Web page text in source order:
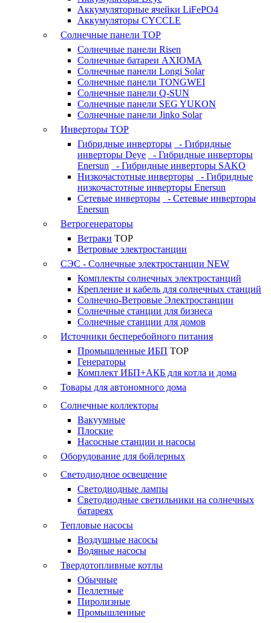
Аккумуляторные ячейки LiFePO4
Аккумуляторы CYCCLE
Солнечные панели TOP
Солнечные панели Risen
Солнечные батареи AXIOMA
Солнечные панели Longi Solar
Солнечные панели TONGWEI
Солнечные панели Q-SUN
Солнечные панели SEG YUKON
Солнечные панели Jinko Solar
Инверторы TOP
Гибридные инверторы
- Гибридные
инверторы Deye
- Гибридные инверторы
Enersun
- Гибридные инверторы SAKO
Низкочастотные инверторы
- Гибридные
низкочастотные инверторы Enersun
Сетевые инверторы
- Сетевые инверторы
Enersun
Ветрогенераторы
Ветраки TOP
Ветровые электростанции
СЭС - Солнечные электростанции NEW
Комплекты солнечных электростанций
Крепление и кабель для солнечных станций
Солнечно-Ветровые Электростанции
Солнечные станции для бизнеса
Солнечные станции для домов
Источники бесперебойного питания
Промышленные ИБП TOP
Генераторы
Комплект ИБП+АКБ для котла и дома
Товары для автономного дома
Солнечные коллекторы
Вакуумные
Плоские
Насосные станции и насосы
Оборудование для бойлерных
Светодиодное освещение
Светодиодные лампы
Светодиодные светильники на солнечных
батареях
Тепловые насосы
Воздушные насосы
Водяные насосы
Твердотопливные котлы
Обычные
Пеллетные
Пиролизные
Промышленные